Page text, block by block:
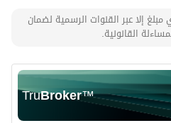
مبلغ إلا عبر القنوات الرسمية لضمان
القانونية.
TruBroker™